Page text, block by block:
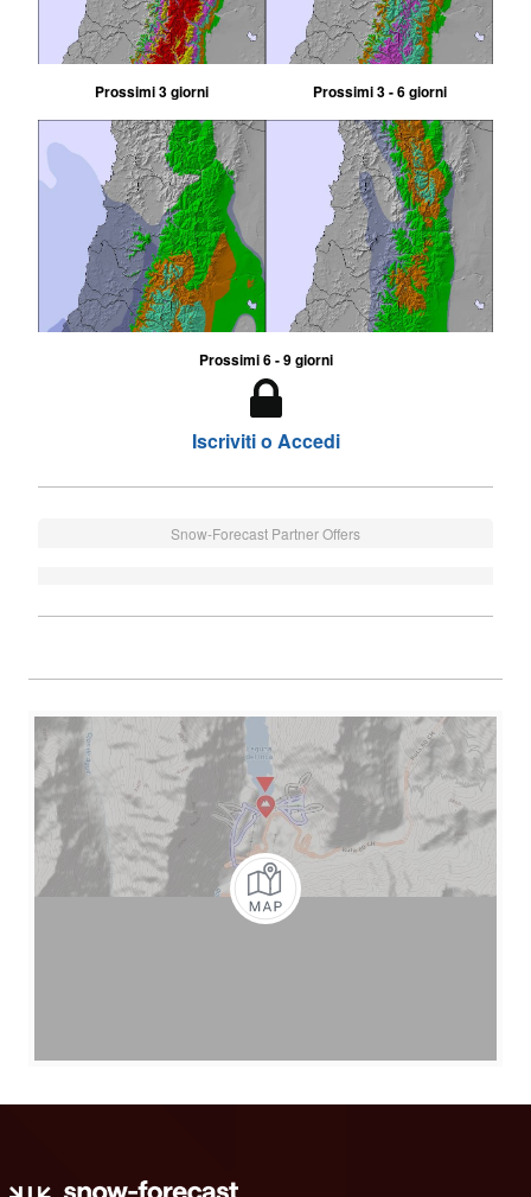
Prossimi 3 giorni Prossimi 3 - 6 giorni
Prossimi 6 - 9 giorni
Iscriviti o Accedi
Snow-Forecast Partner Offers